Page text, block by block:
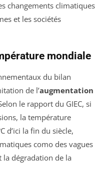
changements climatiques
et les sociétés
mondiale
du bilan
de l’augmentation
le rapport du GIEC, si
la température
d’ici la fin du siècle,
como des vagues
la dégradation de la